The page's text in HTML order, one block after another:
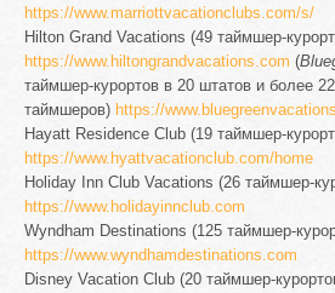
https://www.marriottvacationclubs.com/s/
Hilton Grand Vacations (49 таймшер-
https://www.hiltongrandvacations.com (
таймшер-курортов в 20 штатов и более
таймшеров) https://
Hayatt Residence Club (19 таймшер-
https://www.hyattvacationclub.com/home
Holiday Inn Club Vacations (26 таймшер-
https://www.holidayinnclub.com
Wyndham Destinations (125 таймшер-
https://www.wyndhamdestinations.com
Disney Vacation Club (20 таймшер-